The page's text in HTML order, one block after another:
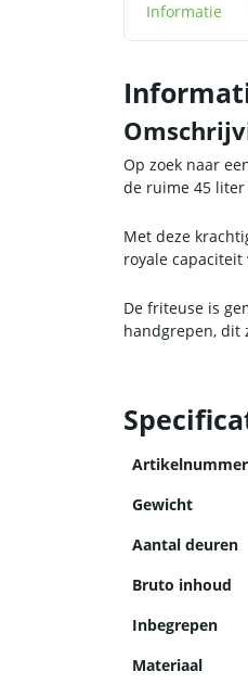
Informatie
Op zoek naar
de ruime 45 liter
Met deze
royale
De friteuse is
handgrepen, dit
Artikelnummer
Gewicht
Aantal deuren
Bruto inhoud
Inbegrepen
Materiaal